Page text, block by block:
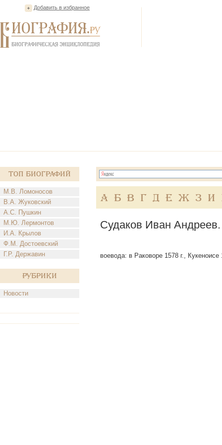
Добавить в избранное
Топ Биографий
М.В. Ломоносов
В.А. Жуковский
А.С. Пушкин
М.Ю. Лермонтов
И.А. Крылов
Ф.М. Достоевский
Г.Р. Державин
Рубрики
Новости
А Б В Г Д Е Ж З И
Судаков Иван Андреев.
воевода: в Раковоре 1578 г.,